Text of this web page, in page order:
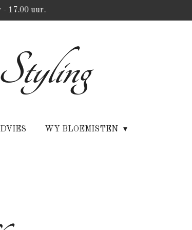
- 17.00 uur.
WY BLOEMISTEN